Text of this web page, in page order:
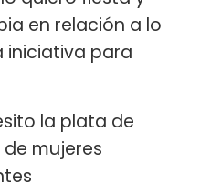
en relación a lo
iniciativa para
la plata de
de mujeres